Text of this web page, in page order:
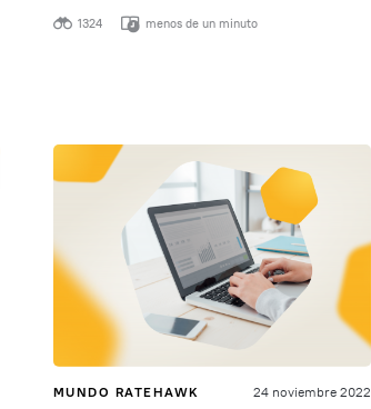
1324 menos de un minuto
MUNDO RATEHAWK 24 noviembre 2022